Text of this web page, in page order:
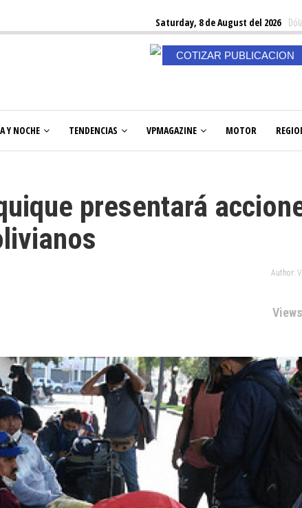
Saturday, 8 de August del 2026
COTIZAR PUBLICACION
Y NOCHE TENDENCIAS VPMAGAZINE MOTOR
presentará
Author: